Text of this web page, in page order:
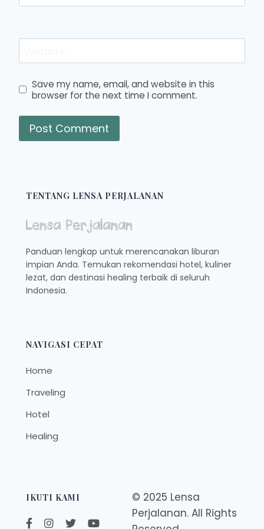
Save my name, email, and website in this
browser for the next time I comment.
TENTANG LENSA PERJALANAN
Panduan lengkap untuk merencanakan liburan
impian Anda. Temukan rekomendasi hotel, kuliner
lezat, dan destinasi healing terbaik di seluruh
Indonesia.
NAVIGASI CEPAT
Home
Traveling
Hotel
Healing
IKUTI KAMI
© 2025 Lensa
Perjalanan. All Rights